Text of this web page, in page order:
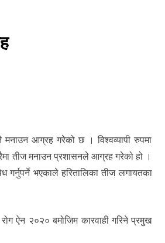
मनाउन आग्रह गरेको छ । विश्वव्यापी रुपमा
तीज मनाउन प्रशासनले आग्रह गरेको हो ।
गर्नुपर्ने भएकाले हरितालिका तीज लगायतका
ऐन २०२० बमोजिम कारवाही गरिने प्रमुख